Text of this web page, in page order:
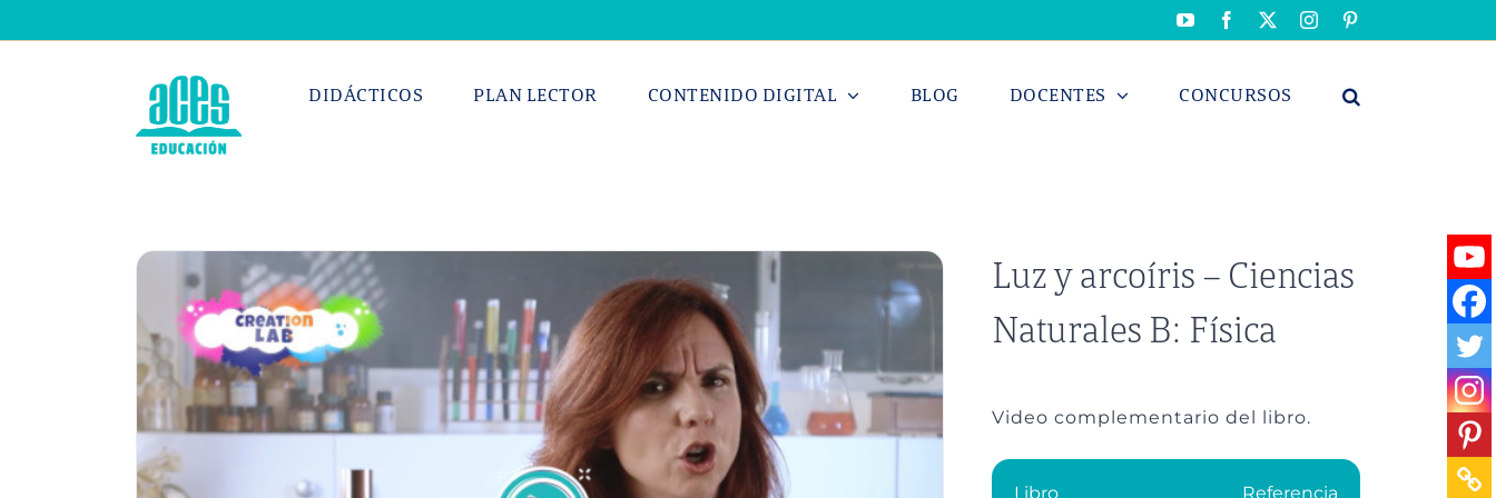
al
YouTubeFacebook Instagram
DIDÁCTICOS PLAN LECTOR CONTENIDO DIGITAL BLOG DOCENTES CONCURSOS
Luz y arcoíris – Ciencias
Naturales B: Física
Video complementario del libro.
Libro Referencia